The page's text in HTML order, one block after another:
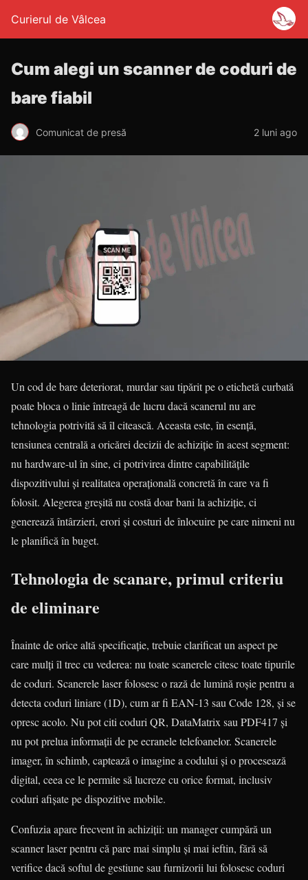
Curierul de Vâlcea
Cum alegi un scanner de coduri de
bare fiabil
Comunicat de presă 2 luni ago
Un cod de bare deteriorat, murdar sau tipărit pe o etichetă curbată
poate bloca o linie întreagă de lucru dacă scanerul nu are
tehnologia potrivită să îl citească. Aceasta este, în esență,
tensiunea centrală a oricărei decizii de achiziție în acest segment:
nu hardware-ul în sine, ci potrivirea dintre capabilitățile
dispozitivului și realitatea operațională concretă în care va fi
folosit. Alegerea greșită nu costă doar bani la achiziție, ci
generează întârzieri, erori și costuri de înlocuire pe care nimeni nu
le planifică în buget.
Tehnologia de scanare, primul criteriu
de eliminare
Înainte de orice altă specificație, trebuie clarificat un aspect pe
care mulți îl trec cu vederea: nu toate scanerele citesc toate tipurile
de coduri. Scanerele laser folosesc o rază de lumină roșie pentru a
detecta coduri liniare (1D), cum ar fi EAN-13 sau Code 128, și se
opresc acolo. Nu pot citi coduri QR, DataMatrix sau PDF417 și
nu pot prelua informații de pe ecranele telefoanelor. Scanerele
imager, în schimb, captează o imagine a codului și o procesează
digital, ceea ce le permite să lucreze cu orice format, inclusiv
coduri afișate pe dispozitive mobile.
Confuzia apare frecvent în achiziții: un manager cumpără un
scanner laser pentru că pare mai simplu și mai ieftin, fără să
verifice dacă softul de gestiune sau furnizorii lui folosesc coduri